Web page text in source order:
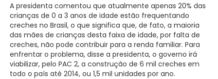
A presidenta comentou que atualmente apenas 20% das
crianças de 0 a 3 anos de idade estão frequentando
creches no Brasil, o que significa que, de fato, a maioria
das mães de crianças desta faixa de idade, por falta de
creches, não pode contribuir para a renda familiar. Para
enfrentar o problema, disse a presidenta, o governo irá
viabilizar, pelo PAC 2, a construção de 6 mil creches em
todo o país até 2014, ou 1,5 mil unidades por ano.